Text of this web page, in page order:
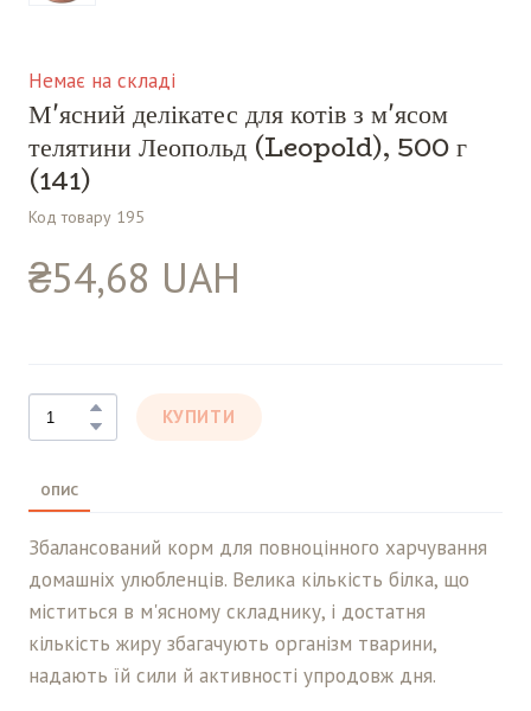
Немає на складі
М'ясний делікатес для котів з м'ясом
телятини Леопольд (Leopold), 500 г
(141)
Код товару 195
₴54,68 UAH
КУПИТИ
ОПИС
Збалансований корм для повноцінного харчування
домашніх улюбленців. Велика кількість білка, що
міститься в м'ясному складнику, і достатня
кількість жиру збагачують організм тварини,
надають їй сили й активності упродовж дня.